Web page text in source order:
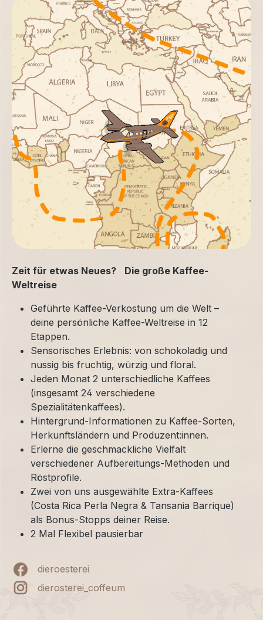
Zeit für etwas Neues? Die große Kaffee-
Weltreise
Geführte Kaffee-Verkostung um die Welt –
deine persönliche Kaffee-Weltreise in 12
Etappen.
Sensorisches Erlebnis: von schokoladig und
nussig bis fruchtig, würzig und floral.
Jeden Monat 2 unterschiedliche Kaffees
(insgesamt 24 verschiedene
Spezialitätenkaffees).
Hintergrund-Informationen zu Kaffee-Sorten,
Herkunftsländern und Produzent:innen.
Erlerne die geschmackliche Vielfalt
verschiedener Aufbereitungs-Methoden und
Röstprofile.
Zwei von uns ausgewählte Extra-Kaffees
(Costa Rica Perla Negra & Tansania Barrique)
als Bonus-Stopps deiner Reise.
2 Mal Flexibel pausierbar
dieroesterei
dierosterei_coffeum